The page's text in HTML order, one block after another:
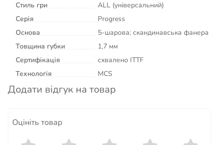
Стиль гри
ALL (універсальний)
Серія
Progress
Основа
5-шарова; скандинавська фанера
Товщина губки
1,7 мм
Сертифікація
схвалено ITTF
Технологія
MCS
Додати відгук на товар
Оцініть товар